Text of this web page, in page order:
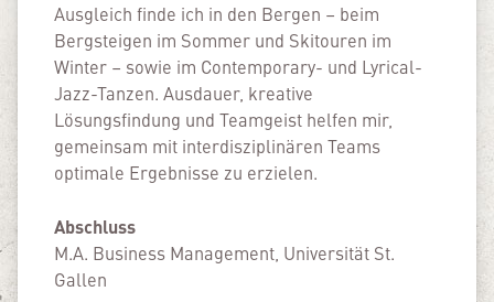
Ausgleich finde ich in den Bergen – beim
Bergsteigen im Sommer und Skitouren im
Winter – sowie im Contemporary- und Lyrical-
Jazz-Tanzen. Ausdauer, kreative
Lösungsfindung und Teamgeist helfen mir,
gemeinsam mit interdisziplinären Teams
optimale Ergebnisse zu erzielen.
Abschluss
M.A. Business Management, Universität St.
Gallen